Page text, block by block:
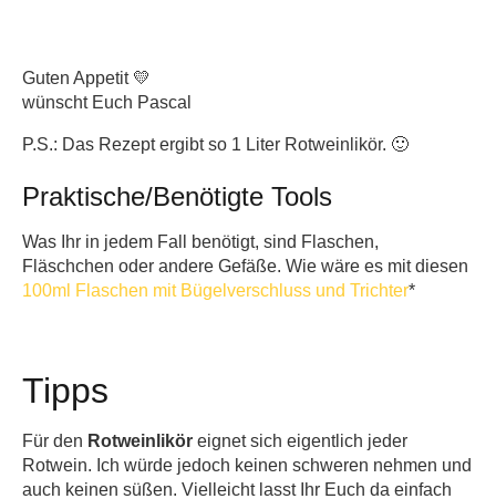
Guten Appetit 💛
wünscht Euch Pascal
P.S.: Das Rezept ergibt so 1 Liter Rotweinlikör. 🙂
Praktische/Benötigte Tools
Was Ihr in jedem Fall benötigt, sind Flaschen,
Fläschchen oder andere Gefäße. Wie wäre es mit diesen
100ml Flaschen mit Bügelverschluss und Trichter*
Tipps
Für den Rotweinlikör eignet sich eigentlich jeder
Rotwein. Ich würde jedoch keinen schweren nehmen und
auch keinen süßen. Vielleicht lasst Ihr Euch da einfach